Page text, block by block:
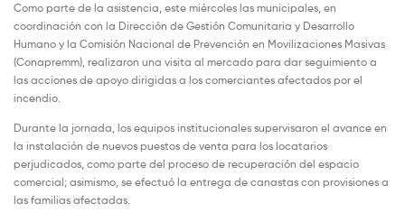
Como parte de la asistencia, este miércoles las municipales, en
coordinación con la Dirección de Gestión Comunitaria y Desarrollo
Humano y la Comisión Nacional de Prevención en Movilizaciones Masivas
(Conapremm), realizaron una visita al mercado para dar seguimiento a
las acciones de apoyo dirigidas a los comerciantes afectados por el
incendio.
Durante la jornada, los equipos institucionales supervisaron el avance en
la instalación de nuevos puestos de venta para los locatarios
perjudicados, como parte del proceso de recuperación del espacio
comercial; asimismo, se efectuó la entrega de canastas con provisiones a
las familias afectadas.